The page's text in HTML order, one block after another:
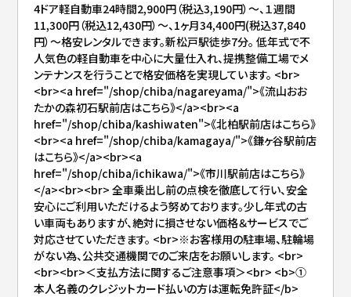
4ドア軽自動車24時間2,900円（税込3,190円）～、１週間
11,300円（税込12,430円）～、1ヶ月34,400円(税込37,840
円）～格安レンタルできます。新松戸駅徒歩7分。 低年式で不
人気色の軽自動車を中心に大量仕入れ、提携整備工場でメ
ンテナンスを行うことで格安価格を実現しています。 <br>
<br><a href="/shop/chiba/nagareyama/">《流山おお
たかの森初石駅前店はこちら》</a><br><a
href="/shop/chiba/kashiwaten">《北柏駅前店はこちら》
<br><a href="/shop/chiba/kamagaya/">《鎌ヶ谷駅前店
はこちら》</a><br><a
href="/shop/chiba/ichikawa/">《市川駅前店はこちら》
</a><br><br> 全車乗出し前の点検を徹底して行い、安全
安心にご利用いただけるよう努めております。少し年式の古
い車両もありますが、絶対に損させない価格＆サービスでご
対応させていただきます。 <br>※お客様用の駐車場、駐輪場
がない為、公共交通機関でのご来店をお願いします。 <br>
<br><br>＜支払方法に関するご注意事項＞<br> <b>①
本人名義のクレジットカード払いの方は運転免許証</b>